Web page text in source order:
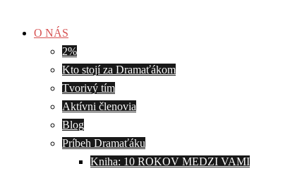
O NÁS
2%
Kto stojí za Dramaťákom
Tvorivý tím
Aktívni členovia
Blog
Príbeh Dramaťáku
Kniha: 10 ROKOV MEDZI VAMI